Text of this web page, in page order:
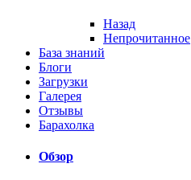
Назад
Непрочитанное
База знаний
Блоги
Загрузки
Галерея
Отзывы
Барахолка
Обзор